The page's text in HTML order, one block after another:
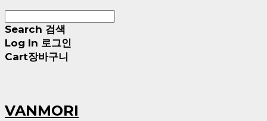
Search 검색
Log In 로그인
Cart장바구니
VANMORI